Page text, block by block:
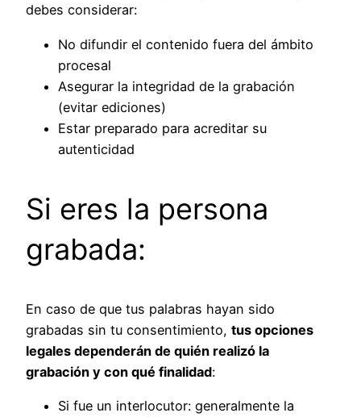
debes considerar:
No difundir el contenido fuera del ámbito
procesal
Asegurar la integridad de la grabación
(evitar ediciones)
Estar preparado para acreditar su
autenticidad
Si eres la persona
grabada:
En caso de que tus palabras hayan sido
grabadas sin tu consentimiento, tus opciones
legales dependerán de quién realizó la
grabación y con qué finalidad:
Si fue un interlocutor: generalmente la